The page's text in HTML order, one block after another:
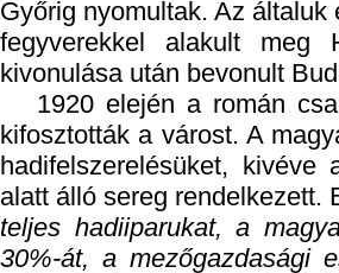
kivonulása után bevonult
1920 elején a román
kifosztották a várost. A
hadifelszerelésüket,
alatt álló sereg rendelkezett.
teljes hadiiparukat, a
30%-át, a mezőgazdasági